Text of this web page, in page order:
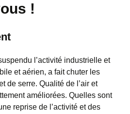
!
l’activité industrielle et
et aérien, a fait chuter les
de serre. Qualité de l’air et
améliorées. Quelles sont
reprise de l’activité et des